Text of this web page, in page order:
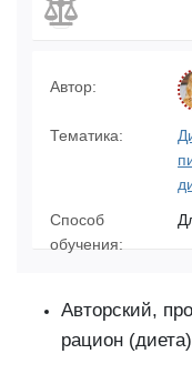
Автор:
Тематика:
Способ
обучения:
Авторский,
рацион